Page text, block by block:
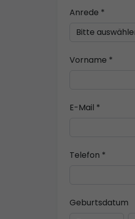
Anrede *
Vorname *
E-Mail *
Telefon *
Geburtsdatum